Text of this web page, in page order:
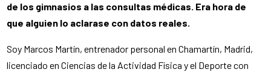
de los gimnasios a las consultas médicas. Era hora de
que alguien lo aclarase con datos reales.
Soy Marcos Martín, entrenador personal en Chamartín, Madrid,
licenciado en Ciencias de la Actividad Física y el Deporte con